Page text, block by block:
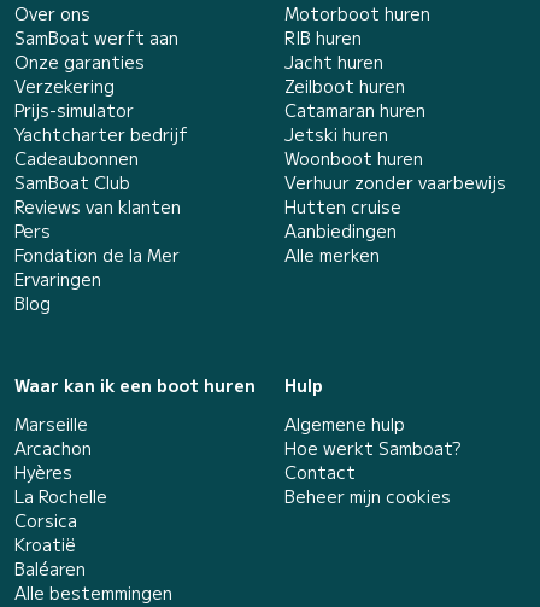
Over ons
SamBoat werft aan
Onze garanties
Verzekering
Prijs-simulator
Yachtcharter bedrijf
Cadeaubonnen
SamBoat Club
Reviews van klanten
Pers
Fondation de la Mer
Ervaringen
Blog
Motorboot huren
RIB huren
Jacht huren
Zeilboot huren
Catamaran huren
Jetski huren
Woonboot huren
Verhuur zonder vaarbewijs
Hutten cruise
Aanbiedingen
Alle merken
Waar kan ik een boot huren
Marseille
Arcachon
Hyères
La Rochelle
Corsica
Kroatië
Baléaren
Alle bestemmingen
Hulp
Algemene hulp
Hoe werkt Samboat?
Contact
Beheer mijn cookies